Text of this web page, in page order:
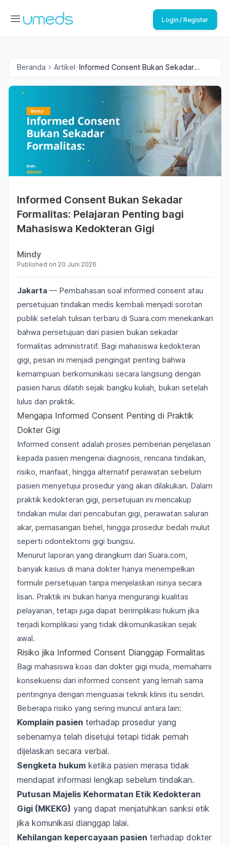
Login / Register
Beranda Artikel Informed Consent Bukan Sekadar
Formalitas: Pelajaran Penting bagi
Mahasiswa Kedokteran Gigi
Informed Consent Bukan Sekadar
Formalitas: Pelajaran Penting bagi
Mahasiswa Kedokteran Gigi
Mindy
Published on 20 Juni 2026
Jakarta — Pembahasan soal informed consent atau
persetujuan tindakan medis kembali menjadi sorotan
publik setelah tulisan terbaru di Suara.com menekankan
bahwa persetujuan dari pasien bukan sekadar
formalitas administratif. Bagi mahasiswa kedokteran
gigi, pesan ini menjadi pengingat penting bahwa
kemampuan berkomunikasi secara langsung dengan
pasien harus dilatih sejak bangku kuliah, bukan setelah
lulus dan praktik.
Mengapa Informed Consent Penting di Praktik
Dokter Gigi
Informed consent adalah proses pemberian penjelasan
kepada pasien mengenai diagnosis, rencana tindakan,
risiko, manfaat, hingga alternatif perawatan sebelum
pasien menyetujui prosedur yang akan dilakukan. Dalam
praktik kedokteran gigi, persetujuan ini mencakup
tindakan mulai dari pencabutan gigi, perawatan saluran
akar, pemasangan behel, hingga prosedur bedah mulut
seperti odontektomi gigi bungsu.
Menurut laporan yang dirangkum dari Suara.com,
banyak kasus di mana dokter hanya menempelkan
formulir persetujuan tanpa menjelaskan isinya secara
lisan. Praktik ini bukan hanya mengurangi kualitas
pelayanan, tetapi juga dapat berimplikasi hukum jika
terjadi komplikasi yang tidak dikomunikasikan sejak
awal.
Risiko jika Informed Consent Dianggap Formalitas
Bagi mahasiswa koas dan dokter gigi muda, memahami
konsekuensi dari informed consent yang lemah sama
pentingnya dengan menguasai teknik klinis itu sendiri.
Beberapa risiko yang sering muncul antara lain:
Komplain pasien terhadap prosedur yang
sebenarnya telah disetujui tetapi tidak pernah
dijelaskan secara verbal.
Sengketa hukum ketika pasien merasa tidak
mendapat informasi lengkap sebelum tindakan.
Putusan Majelis Kehormatan Etik Kedokteran
Gigi (MKEKG) yang dapat menjatuhkan sanksi etik
jika komunikasi dianggap lalai.
Kehilangan kepercayaan pasien terhadap dokter